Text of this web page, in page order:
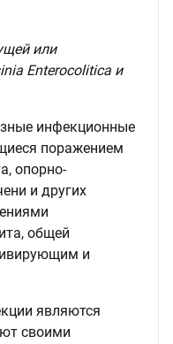
или
Enterocolitica и
инфекционные
поражением
опорно-
и других
общей
и
являются
своими